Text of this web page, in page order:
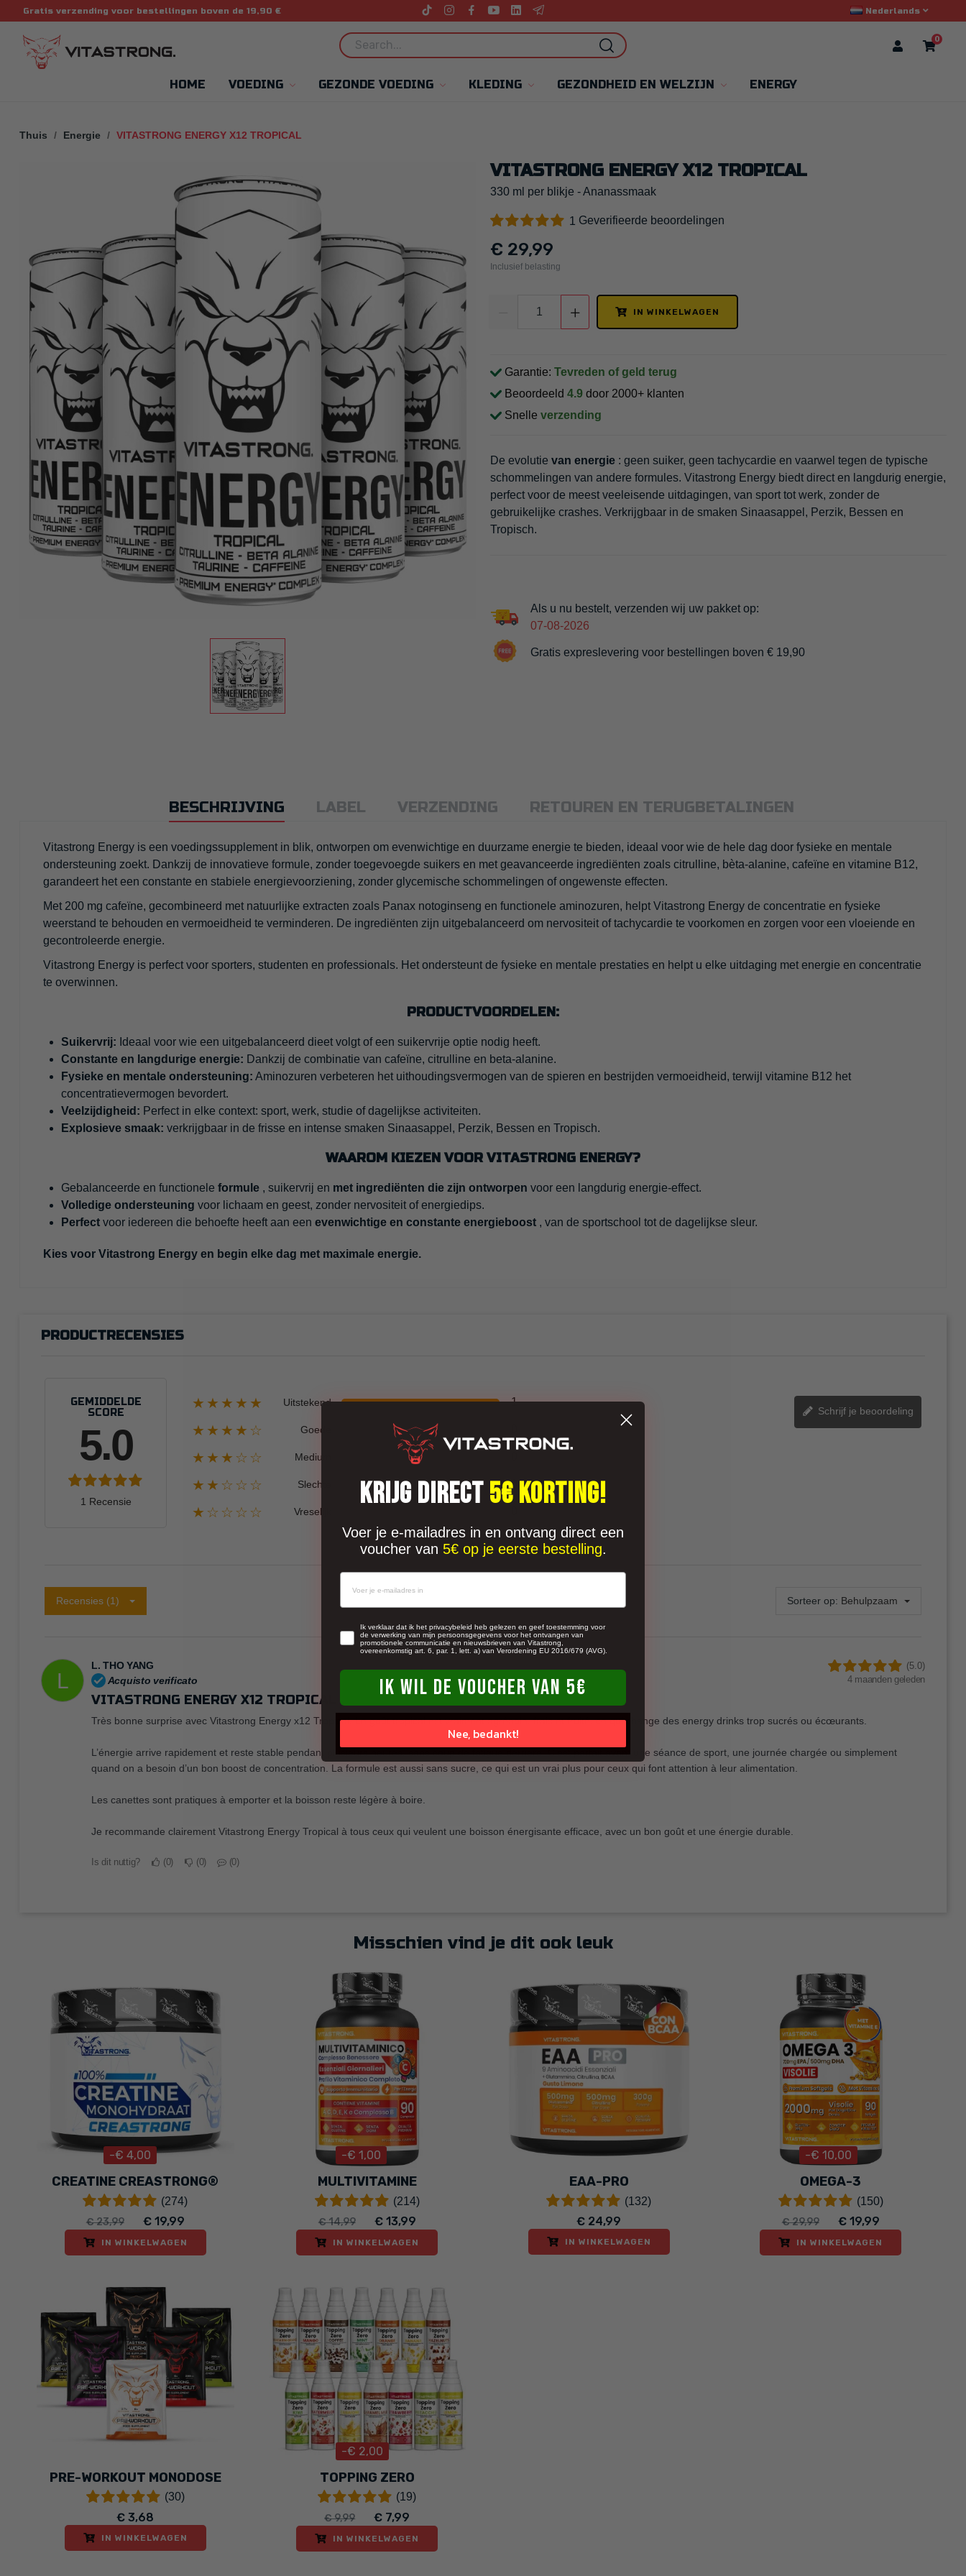
Gratis verzending voor bestellingen boven de 19,90 € Nederlands
0
HOME VOEDING GEZONDE VOEDING KLEDING GEZONDHEID EN WELZIJN ENERGY
Thuis Energie VITASTRONG ENERGY X12 TROPICAL
VITASTRONG ENERGY X12 TROPICAL
330 ml per blikje - Ananassmaak
1 Geverifieerde beoordelingen
€ 29,99
Inclusief belasting
IN WINKELWAGEN
Garantie: Tevreden of geld terug
Beoordeeld 4.9 door 2000+ klanten
Snelle verzending
De evolutie van energie : geen suiker, geen tachycardie en vaarwel tegen de typische
schommelingen van andere formules. Vitastrong Energy biedt direct en langdurig energie,
perfect voor de meest veeleisende uitdagingen, van sport tot werk, zonder de
gebruikelijke crashes. Verkrijgbaar in de smaken Sinaasappel, Perzik, Bessen en
Tropisch.
Als u nu bestelt, verzenden wij uw pakket op:
07-08-2026
Gratis expreslevering voor bestellingen boven € 19,90
BESCHRIJVING LABEL VERZENDING RETOUREN EN TERUGBETALINGEN
Vitastrong Energy is een voedingssupplement in blik, ontworpen om evenwichtige en duurzame energie te bieden, ideaal voor wie de hele dag door fysieke en mentale
ondersteuning zoekt. Dankzij de innovatieve formule, zonder toegevoegde suikers en met geavanceerde ingrediënten zoals citrulline, bèta-alanine, cafeïne en vitamine B12,
garandeert het een constante en stabiele energievoorziening, zonder glycemische schommelingen of ongewenste effecten.
Met 200 mg cafeïne, gecombineerd met natuurlijke extracten zoals Panax notoginseng en functionele aminozuren, helpt Vitastrong Energy de concentratie en fysieke
weerstand te behouden en vermoeidheid te verminderen. De ingrediënten zijn uitgebalanceerd om nervositeit of tachycardie te voorkomen en zorgen voor een vloeiende en
gecontroleerde energie.
Vitastrong Energy is perfect voor sporters, studenten en professionals. Het ondersteunt de fysieke en mentale prestaties en helpt u elke uitdaging met energie en concentratie
te overwinnen.
PRODUCTVOORDELEN:
Suikervrij: Ideaal voor wie een uitgebalanceerd dieet volgt of een suikervrije optie nodig heeft.
Constante en langdurige energie: Dankzij de combinatie van cafeïne, citrulline en beta-alanine.
Fysieke en mentale ondersteuning: Aminozuren verbeteren het uithoudingsvermogen van de spieren en bestrijden vermoeidheid, terwijl vitamine B12 het
concentratievermogen bevordert.
Veelzijdigheid: Perfect in elke context: sport, werk, studie of dagelijkse activiteiten.
Explosieve smaak: verkrijgbaar in de frisse en intense smaken Sinaasappel, Perzik, Bessen en Tropisch.
WAAROM KIEZEN VOOR VITASTRONG ENERGY?
Gebalanceerde en functionele formule , suikervrij en met ingrediënten die zijn ontworpen voor een langdurig energie-effect.
Volledige ondersteuning voor lichaam en geest, zonder nervositeit of energiedips.
Perfect voor iedereen die behoefte heeft aan een evenwichtige en constante energieboost , van de sportschool tot de dagelijkse sleur.
Kies voor Vitastrong Energy en begin elke dag met maximale energie.
PRODUCTRECENSIES
GEMIDDELDE
SCORE
5.0
1 Recensie
★★★★★ Uitstekend 1
★★★★☆ Goede
★★★☆☆ Medium
★★☆☆☆ Slechte 0
★☆☆☆☆ Vreselijk
Schrijf je beoordeling
Recensies (1) Sorteer op: Behulpzaam
L
L. THO YANG
Acquisto verificato
(5.0)
4 maanden geleden
VITASTRONG ENERGY X12 TROPICAL
Très bonne surprise avec Vitastrong Energy x12 Tropical. Le goût tropical est vraiment agréable, frais et fruité, ce qui change des energy drinks trop sucrés ou écœurants.
L’énergie arrive rapidement et reste stable pendant plusieurs heures, sans coup de fatigue derrière. C’est parfait avant une séance de sport, une journée chargée ou simplement
quand on a besoin d’un bon boost de concentration. La formule est aussi sans sucre, ce qui est un vrai plus pour ceux qui font attention à leur alimentation.
Les canettes sont pratiques à emporter et la boisson reste légère à boire.
Je recommande clairement Vitastrong Energy Tropical à tous ceux qui veulent une boisson énergisante efficace, avec un bon goût et une énergie durable.
Is dit nuttig? 0 0 0
Misschien vind je dit ook leuk
CREATINE CREASTRONG®
(274)
€ 23,99
€ 19,99
-€ 4,00
IN WINKELWAGEN
MULTIVITAMINE
(214)
€ 14,99
€ 13,99
-€ 1,00
IN WINKELWAGEN
EAA-PRO
(132)
€ 24,99
IN WINKELWAGEN
OMEGA-3
(150)
€ 29,99
€ 19,99
-€ 10,00
IN WINKELWAGEN
PRE-WORKOUT MONODOSE
(30)
€ 3,68
IN WINKELWAGEN
TOPPING ZERO
(19)
€ 9,99
€ 7,99
-€ 2,00
IN WINKELWAGEN
KRIJG DIRECT5€ KORTING!
Voer je e-mailadres in en ontvang direct een
voucher van 5€ op je eerste bestelling.
newsletterIk verklaar dat ik het privacybeleid heb gelezen en geef toestemming voor
de verwerking van mijn persoonsgegevens voor het ontvangen van
promotionele communicatie en nieuwsbrieven van Vitastrong,
overeenkomstig art. 6, par. 1, lett. a) van Verordening EU 2016/679 (AVG).
IK WIL DE VOUCHER VAN 5€
Nee, bedankt!